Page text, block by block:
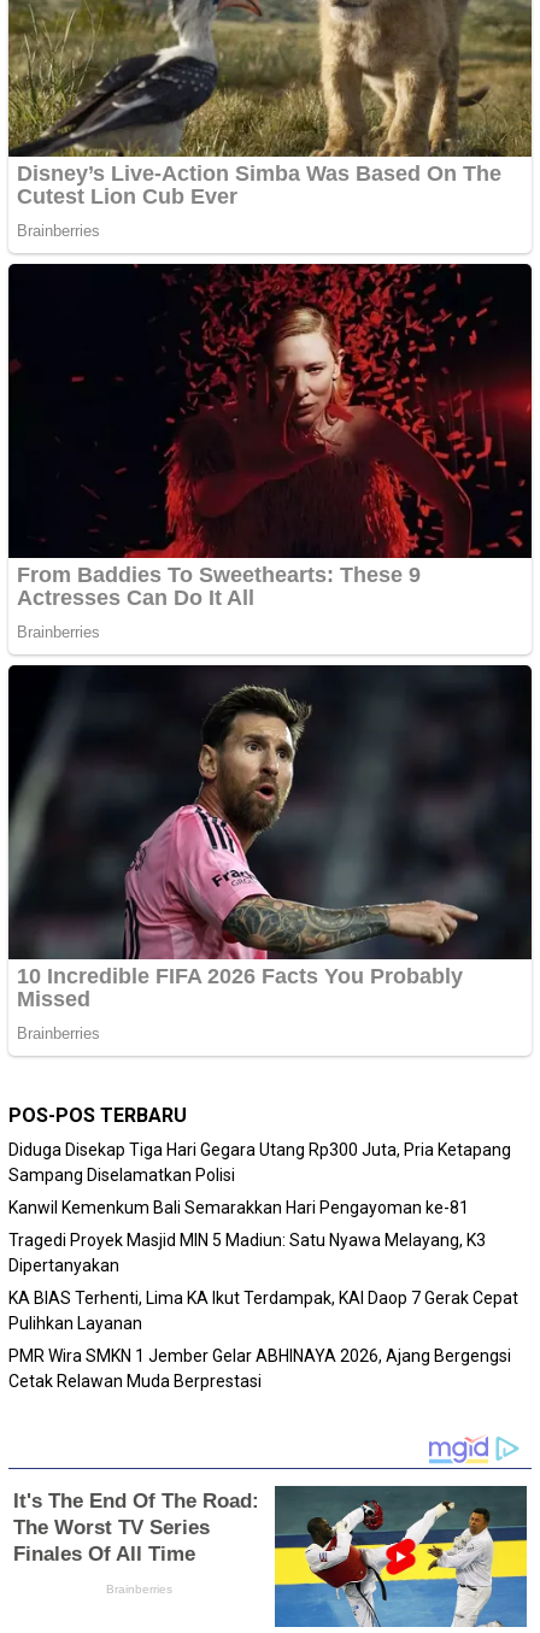
POS-POS TERBARU
Diduga Disekap Tiga Hari Gegara Utang Rp300 Juta, Pria Ketapang
Sampang Diselamatkan Polisi
Kanwil Kemenkum Bali Semarakkan Hari Pengayoman ke-81
Tragedi Proyek Masjid MIN 5 Madiun: Satu Nyawa Melayang, K3
Dipertanyakan
KA BIAS Terhenti, Lima KA Ikut Terdampak, KAI Daop 7 Gerak Cepat
Pulihkan Layanan
PMR Wira SMKN 1 Jember Gelar ABHINAYA 2026, Ajang Bergengsi
Cetak Relawan Muda Berprestasi